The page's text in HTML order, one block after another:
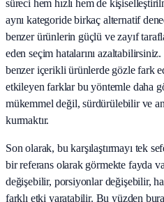
süreci hem hızlı hem de
aynı kategoride birkaç alternatif
benzer ürünlerin güçlü ve zayıf
eden seçim hatalarını
benzer içerikli ürünlerde gözle fark
etkileyen farklar bu yöntemle daha
mükemmel değil, sürdürülebilir ve
kurmaktır.
Son olarak, bu karşılaştırmayı tek
bir referans olarak görmekte fayda
değişebilir, porsiyonlar değişebilir,
farklı etki yaratabilir. Bu yüzden